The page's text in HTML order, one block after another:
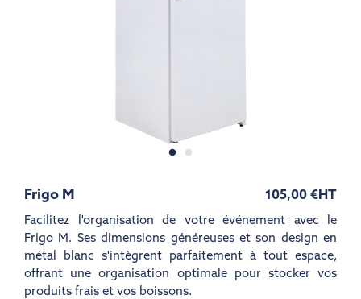
Frigo M 105,00 €HT
Facilitez l'organisation de votre événement avec le
Frigo M. Ses dimensions généreuses et son design en
métal blanc s'intègrent parfaitement à tout espace,
offrant une organisation optimale pour stocker vos
produits frais et vos boissons.